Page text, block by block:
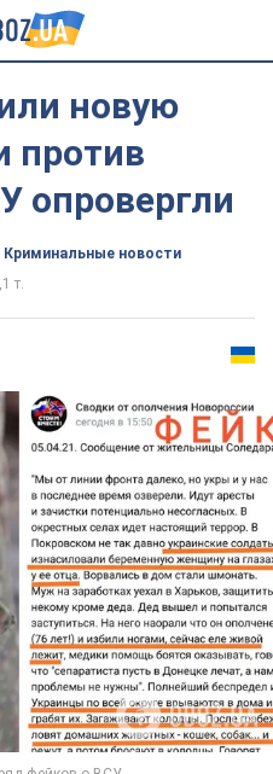
новую
против
опровергли
Криминальные новости
т.